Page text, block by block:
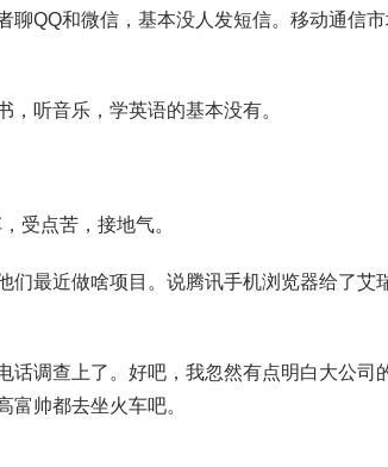
聊QQ和微信，基本没人发短信。移动通信
听音乐，学英语的基本没有。
受点苦，接地气。
们最近做啥项目。说腾讯手机浏览器给了艾
调查上了。好吧，我忽然有点明白大公司
富帅都去坐火车吧。